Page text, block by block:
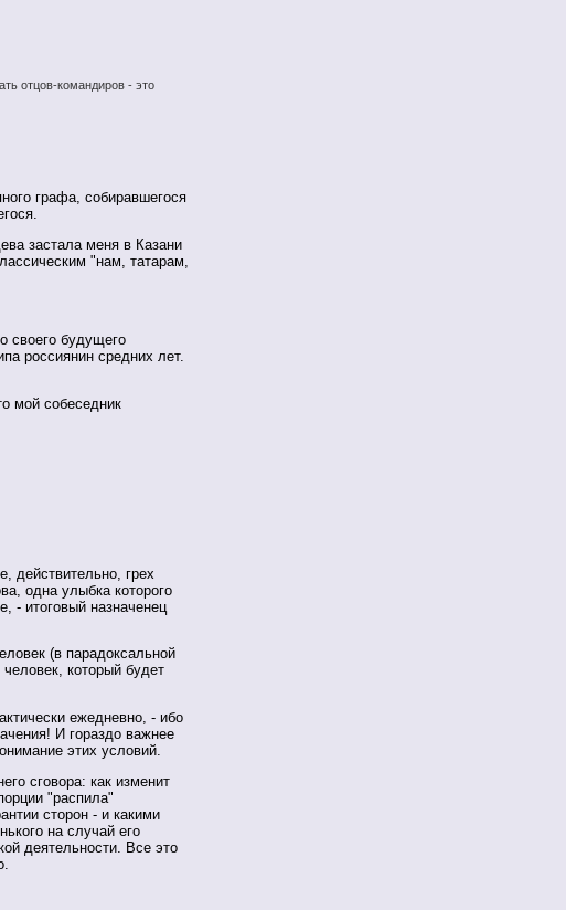
отцов-командиров - это
графа, собиравшегося
застала меня в Казани
"нам, татарам,
своего будущего
россиянин средних лет.
мой собеседник
действительно, грех
одна улыбка которого
- итоговый назначенец
(в парадоксальной
человек, который будет
ежедневно, - ибо
И гораздо важнее
этих условий.
сговора: как изменит
"распила"
сторон - и какими
на случай его
деятельности. Все это